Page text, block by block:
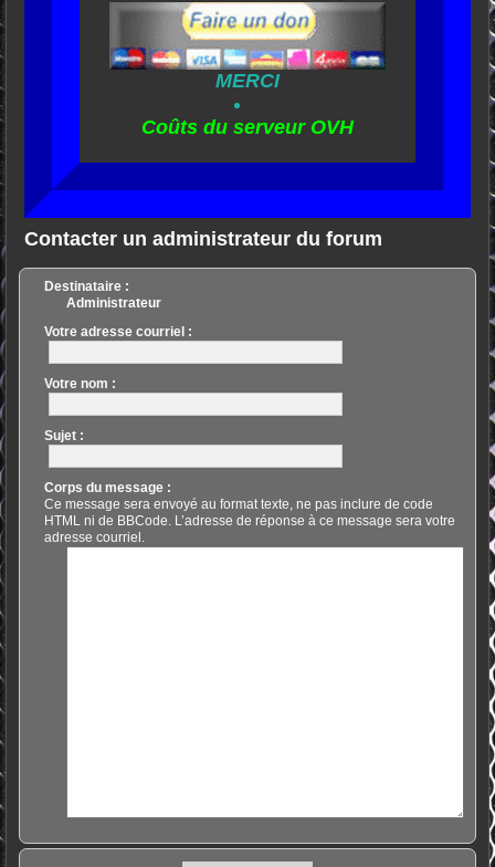
MERCI
Coûts du serveur OVH
Contacter un administrateur du forum
Destinataire :
Administrateur
Votre adresse courriel :
Votre nom :
Sujet :
Corps du message :
Ce message sera envoyé au format texte, ne pas inclure de code
HTML ni de BBCode. L’adresse de réponse à ce message sera votre
adresse courriel.